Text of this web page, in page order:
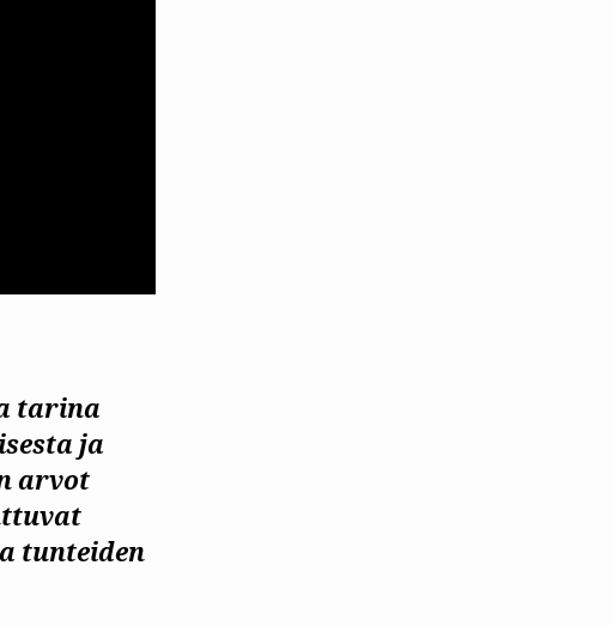
tarina
ja
arvot
tunteiden